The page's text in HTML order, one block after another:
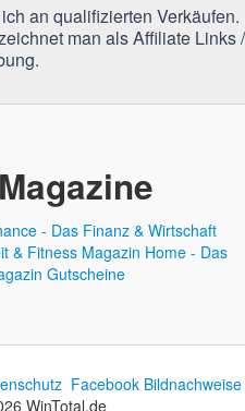
an qualifizierten Verkäufen.
man als Affiliate Links /
- Das Finanz & Wirtschaft
& Fitness Magazin Home - Das
Gutscheine
Facebook Bildnachweise
WinTotal.de